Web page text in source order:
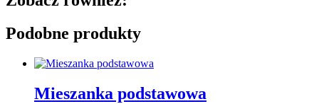
Podobne produkty
Mieszanka podstawowa